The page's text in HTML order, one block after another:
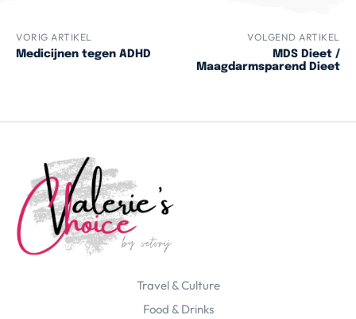
VORIG ARTIKEL
Medicijnen tegen ADHD
VOLGEND ARTIKEL
MDS Dieet /
Maagdarmsparend Dieet
Travel & Culture
Food & Drinks